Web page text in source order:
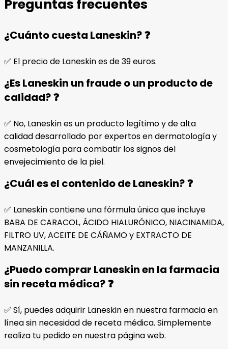
Preguntas frecuentes
¿Cuánto cuesta Laneskin? ❓
✅ El precio de Laneskin es de 39 euros.
¿Es Laneskin un fraude o un producto de
calidad? ❓
✅ No, Laneskin es un producto legítimo y de alta
calidad desarrollado por expertos en dermatología y
cosmetología para combatir los signos del
envejecimiento de la piel.
¿Cuál es el contenido de Laneskin? ❓
✅ Laneskin contiene una fórmula única que incluye
BABA DE CARACOL, ÁCIDO HIALURÓNICO, NIACINAMIDA,
FILTRO UV, ACEITE DE CÁÑAMO y EXTRACTO DE
MANZANILLA.
¿Puedo comprar Laneskin en la farmacia
sin receta médica? ❓
✅ Sí, puedes adquirir Laneskin en nuestra farmacia en
línea sin necesidad de receta médica. Simplemente
realiza tu pedido en nuestra página web.